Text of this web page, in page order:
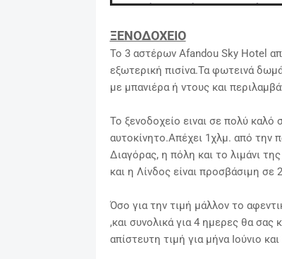
ΞΕΝΟΔΟΧΕΙΟ
Το 3 αστέρων Afandou Sky Hotel
εξωτερική πισίνα.Τα φωτεινά
με μπανιέρα ή ντους και
Το ξενοδοχείο ειναι σε πολύ καλό
αυτοκίνητο.Απέχει 1χλμ. από την
Διαγόρας, η πόλη και το λιμάνι
και η Λίνδος είναι προσβάσιμη σε
Όσο για την τιμή μάλλον το
,και συνολικά για 4 ημερες θα σας
απίστευτη τιμή για μήνα Ιούνιο